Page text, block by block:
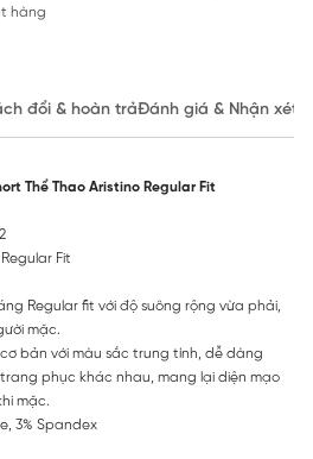
hàng
đổi & hoàn trảĐánh giá & Nhận xét
Thể Thao Aristino Regular Fit
Fit
Regular fit với độ suông rộng vừa phải,
mặc.
bản với màu sắc trung tính, dễ dàng
phục khác nhau, mang lại diện mạo
mặc.
3% Spandex